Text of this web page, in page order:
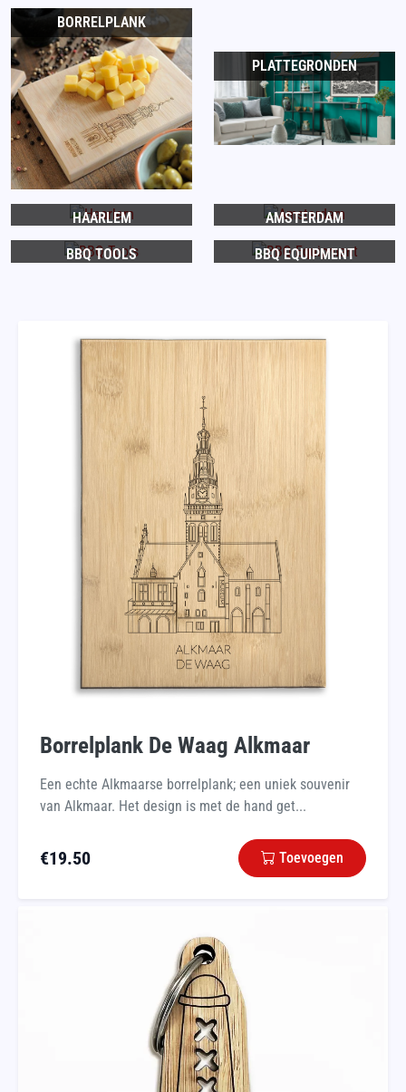
BORRELPLANK
PLATTEGRONDEN
HAARLEM AMSTERDAM
BBQ TOOLS BBQ EQUIPMENT
Borrelplank De Waag Alkmaar
Een echte Alkmaarse borrelplank; een uniek souvenir
van Alkmaar. Het design is met de hand get...
€19.50 Toevoegen